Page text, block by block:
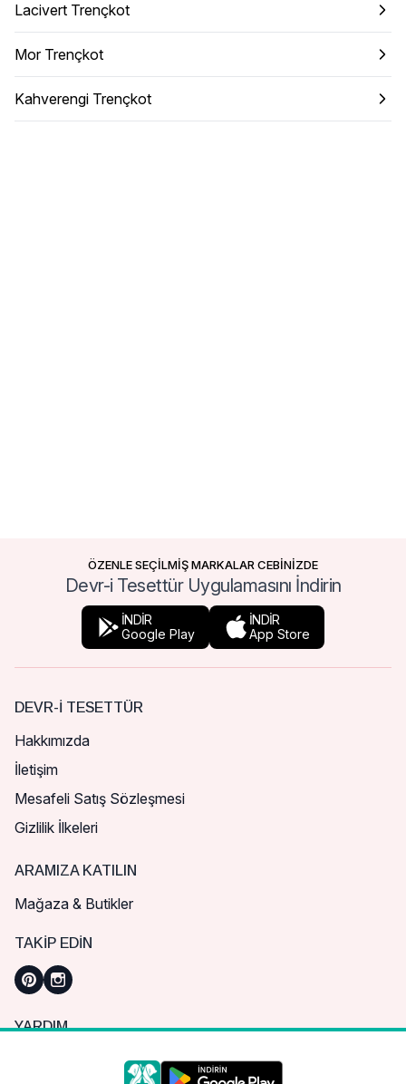
Lacivert Trençkot
Mor Trençkot
Kahverengi Trençkot
ÖZENLE SEÇİLMİŞ MARKALAR CEBİNİZDE
Devr-i Tesettür Uygulamasını İndirin
İNDİR
Google Play
İNDİR
App Store
DEVR-I TESETTÜR
Hakkımızda
İletişim
Mesafeli Satış Sözleşmesi
Gizlilik İlkeleri
ARAMIZA KATILIN
Mağaza & Butikler
TAKIP EDIN
YARDIM
Sık Sorulan Sorular